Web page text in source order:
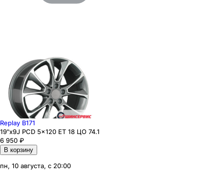
Replay B171
19"x9J PCD 5x120 ЕТ 18 ЦО 74.1
6 950 ₽
В корзину
пн, 10 августа, с 20:00